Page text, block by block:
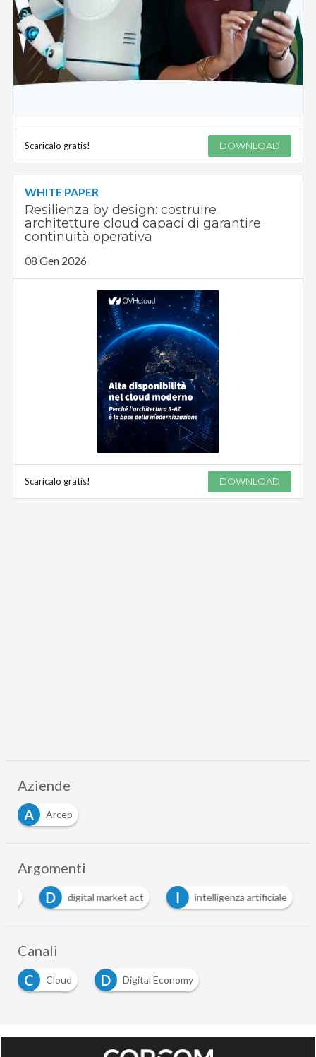
Scaricalo gratis! DOWNLOAD
WHITE PAPER
Resilienza by design: costruire
architetture cloud capaci di garantire
continuità operativa
08 Gen 2026
Scaricalo gratis! DOWNLOAD
Aziende
A
Arcep
Argomenti
D digital market act I intelligenza artificiale
Canali
C
Cloud D Digital Economy